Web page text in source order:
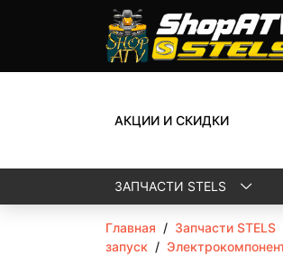
АКЦИИ И СКИДКИ
ЗАПЧАСТИ STELS
Главная / Запчасти STELS
запуск /